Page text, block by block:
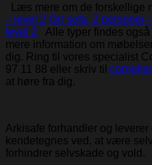
Læs mere om de forskellige
– level 2 Orr sofa, 2 personer
level 2 Alle typer findes
mere information om
dig. Ring til vores specialist
97 11 88 eller skriv til
at høre fra dig.
Arkisafe forhandler og
kendetegnes ved, at være
forhindrer selvskade og vold.